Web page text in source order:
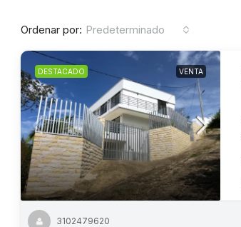
Ordenar por: Predeterminado
DESTACADO VENTA
3102479620